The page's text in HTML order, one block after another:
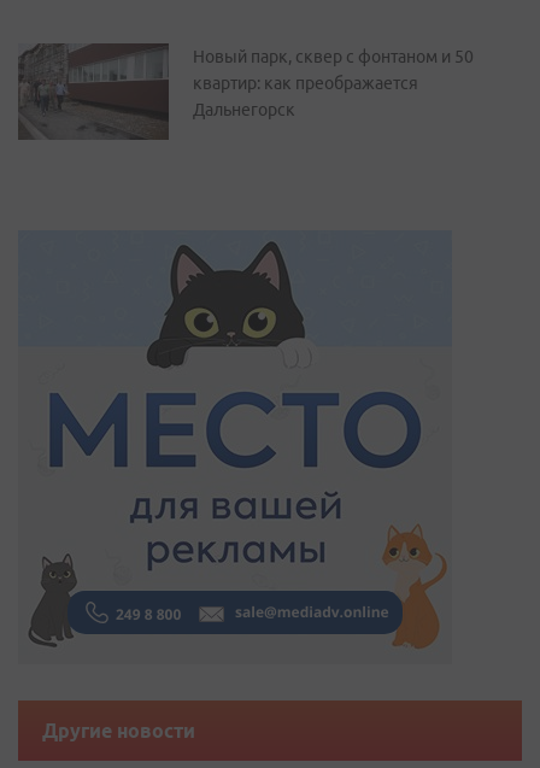
Новый парк, сквер с фонтаном и 50
квартир: как преображается
Дальнегорск
Другие новости